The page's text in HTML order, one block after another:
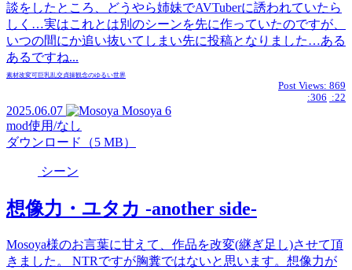
談をしたところ、どうやら姉妹でAVTuberに誘われていたら
しく…実はこれとは別のシーンを先に作っていたのですが、
いつの間にか追い抜いてしまい先に投稿となりました…ある
あるですね...
素材改変可巨乳乱交貞操観念のゆるい世界
Post Views: 869
:306 :22
2025.06.07 Mosoya 6
mod使用/なし
ダウンロード（5 MB）
シーン
想像力・ユタカ -another side-
Mosoya様のお言葉に甘えて、作品を改変(継ぎ足し)させて頂
きました。 NTRですが胸糞ではないと思います。想像力が